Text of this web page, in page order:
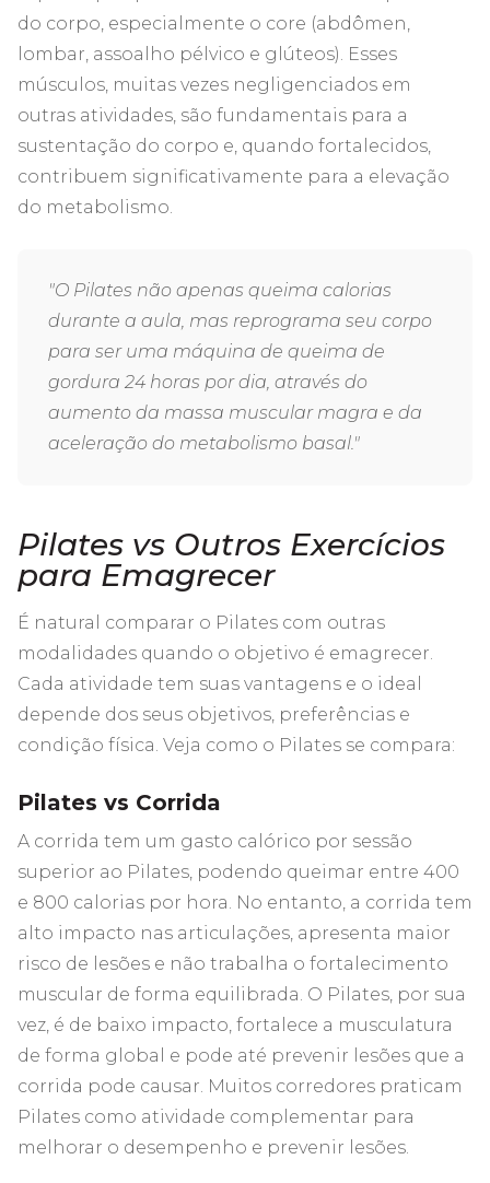
do corpo, especialmente o core (abdômen,
lombar, assoalho pélvico e glúteos). Esses
músculos, muitas vezes negligenciados em
outras atividades, são fundamentais para a
sustentação do corpo e, quando fortalecidos,
contribuem significativamente para a elevação
do metabolismo.
"O Pilates não apenas queima calorias
durante a aula, mas reprograma seu corpo
para ser uma máquina de queima de
gordura 24 horas por dia, através do
aumento da massa muscular magra e da
aceleração do metabolismo basal."
Pilates vs Outros Exercícios
para Emagrecer
É natural comparar o Pilates com outras
modalidades quando o objetivo é emagrecer.
Cada atividade tem suas vantagens e o ideal
depende dos seus objetivos, preferências e
condição física. Veja como o Pilates se compara:
Pilates vs Corrida
A corrida tem um gasto calórico por sessão
superior ao Pilates, podendo queimar entre 400
e 800 calorias por hora. No entanto, a corrida tem
alto impacto nas articulações, apresenta maior
risco de lesões e não trabalha o fortalecimento
muscular de forma equilibrada. O Pilates, por sua
vez, é de baixo impacto, fortalece a musculatura
de forma global e pode até prevenir lesões que a
corrida pode causar. Muitos corredores praticam
Pilates como atividade complementar para
melhorar o desempenho e prevenir lesões.